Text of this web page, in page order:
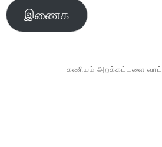
இணைக
கணியம் அறக்கட்டளை